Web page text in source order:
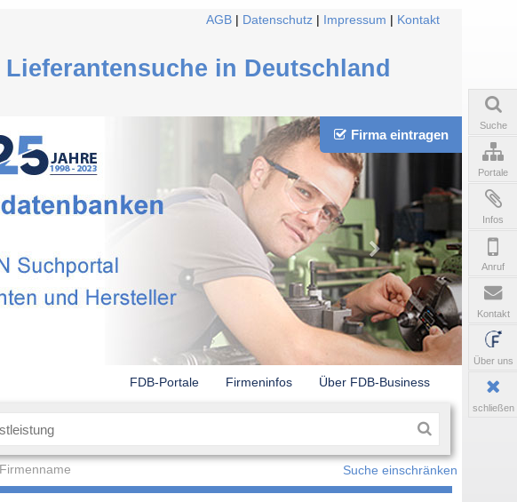
AGB Datenschutz Impressum Kontakt
Lieferantensuche in Deutschland
Firma eintragen
FDB-Portale Firmeninfos Über FDB-Business
Firmenname Suche einschränken
Suche
Portale
Infos
Anruf
Kontakt
Über uns
schließen